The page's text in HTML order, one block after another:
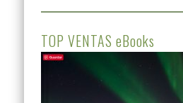
TOP VENTAS eBooks